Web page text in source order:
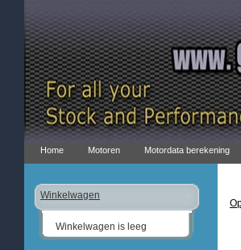
Home Motoren Motordata berekening
Winkelwagen
Winkelwagen is leeg